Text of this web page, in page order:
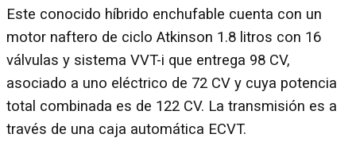
Este conocido híbrido enchufable cuenta con un
motor naftero de ciclo Atkinson 1.8 litros con 16
válvulas y sistema VVT-i que entrega 98 CV,
asociado a uno eléctrico de 72 CV y cuya potencia
total combinada es de 122 CV. La transmisión es a
través de una caja automática ECVT.